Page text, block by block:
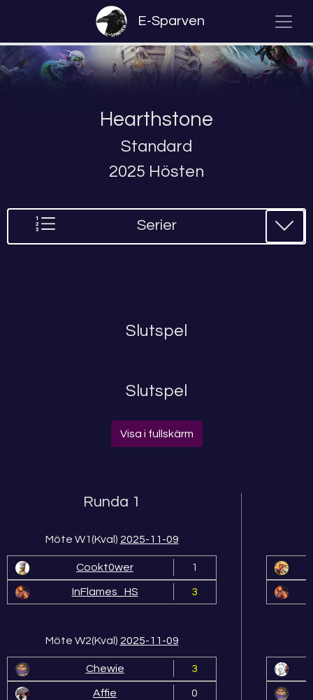
E-Sparven
Hearthstone
Standard
2025 Hösten
Serier
Slutspel
Slutspel
Visa i fullskärm
Runda 1
Möte W1(Kval) 2025-11-09
Cookt0wer 1
InFlames_HS 3
Möte W2(Kval) 2025-11-09
Chewie 3
Affie 0